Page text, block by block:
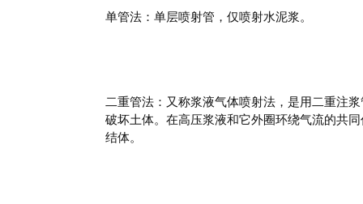
单管法：单层喷射管，仅喷射水泥浆。
二重管法：又称浆液气体喷射法，是用二重注
破坏土体。在高压浆液和它外圈环绕气流的共
结体。